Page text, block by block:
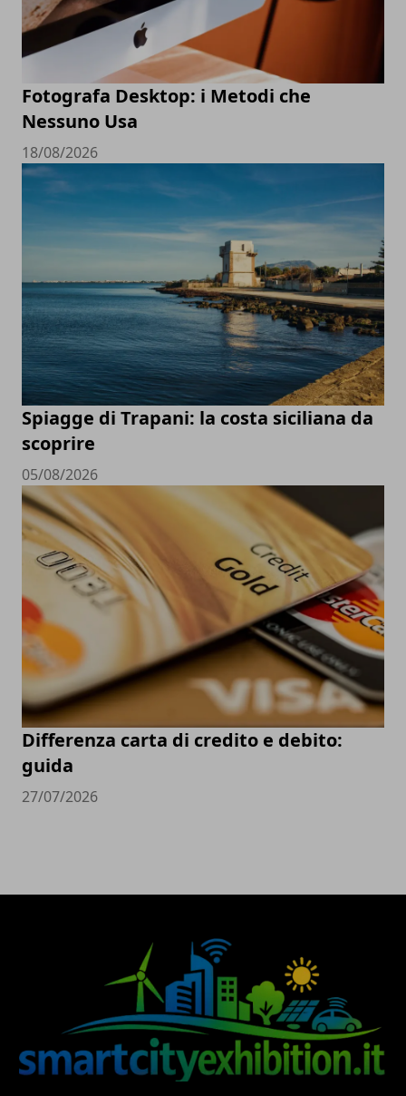
Fotografa Desktop: i Metodi che
Nessuno Usa
18/08/2026
Spiagge di Trapani: la costa siciliana da
scoprire
05/08/2026
Differenza carta di credito e debito:
guida
27/07/2026